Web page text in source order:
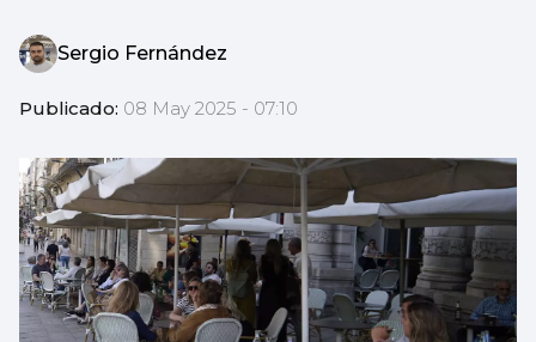
Sergio Fernández
Publicado: 08 May 2025 - 07:10